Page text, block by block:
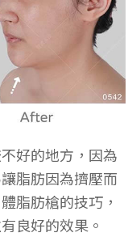
好的地方，因為
脂肪因為擠壓而
脂肪槍的技巧，
良好的效果。